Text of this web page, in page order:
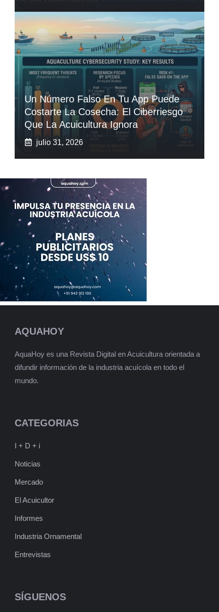
Un Número Falso En Tu App Puede
Costarte La Cosecha: El Ciberriesgo
Que La Acuicultura Ignora
julio 31, 2026
AQUAHOY
AquaHoy es una Revista Digital en Acuicultura orientada a
difundir información de la industria acuícola en todo el
mundo.
CATEGORIAS
I + D + i
Noticias
Mercado
El Acuicultor
Informes
Industria Ornamental
Entrevistas
SÍGUENOS